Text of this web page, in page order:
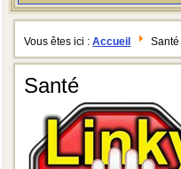
Vous êtes ici :Accueil Santé
Santé